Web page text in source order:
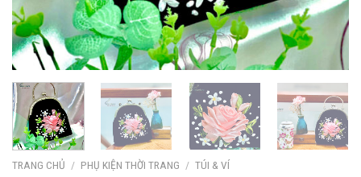
TRANG CHỦ / PHỤ KIỆN THỜI TRANG / TÚI & VÍ